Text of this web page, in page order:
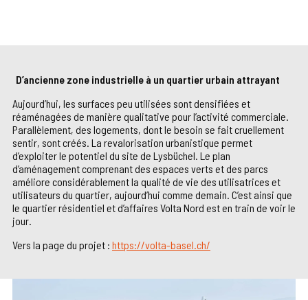
D’ancienne zone industrielle à un quartier urbain attrayant
Aujourd’hui, les surfaces peu utilisées sont densifiées et
réaménagées de manière qualitative pour l’activité commerciale.
Parallèlement, des logements, dont le besoin se fait cruellement
sentir, sont créés. La revalorisation urbanistique permet
d’exploiter le potentiel du site de Lysbüchel. Le plan
d’aménagement comprenant des espaces verts et des parcs
améliore considérablement la qualité de vie des utilisatrices et
utilisateurs du quartier, aujourd’hui comme demain. C’est ainsi que
le quartier résidentiel et d’affaires Volta Nord est en train de voir le
jour.
Vers la page du projet : https://volta-basel.ch/